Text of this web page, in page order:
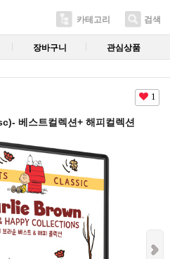
카테고리 검색
장바구니 관심상품
1
베스트컬렉션+ 해피컬렉션